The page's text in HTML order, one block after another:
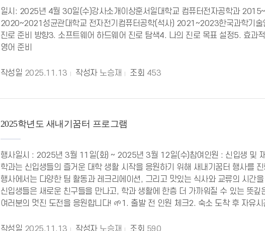
일시: 2025년 4월 30일(수)강사소개이상훈서일대학교 컴퓨터전자공학과
2020~2021성균관대학교 전자전기컴퓨터공학(석사) 2021~2023한국과학기
진로 준비 방향3. 소프트웨어 하드웨어 진로 탐색4. 나의 진로 목표 설정5. 효과
영어 준비
작성일 2025.11.13 작성자 노승재 조회 453
2025학년도 새내기꿈터 프로그램
행사일시 : 2025년 3월 11일(화) ~ 2025년 3월 12일(수)참여인원 : 신입생 및
학과는 신입생들의 즐거운 대학 생활 시작을 응원하기 위해 새내기꿈터 행사를
행사에서는 다양한 팀 활동과 레크리에이션, 그리고 맛있는 식사와 교류의 시간
신입생들은 새로운 친구들을 만나고, 학과 생활에 한층 더 가까워질 수 있는 뜻
여러분의 멋진 도전을 응원합니다! 🌱1. 출발 전 인원 체크2. 숙소 도착 후 자유
작성일 2025.11.13 작성자 노승재 조회 590